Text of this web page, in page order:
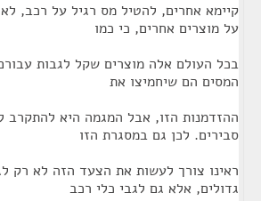
קיימא אחרים, להטיל מס רגיל על רכב,
על מוצרים אחרים, כי כמו
בכל העולם אלה מוצרים שקל לגבות
המסים הם שיחמיצו את
ההזדמנות הזו, אבל המגמה היא להתקרב
סבירים. לכן גם במסגרת הזו
ראינו צורך לעשות את הצעד הזה לא רק
גדולים, אלא גם לגבי כלי רכב